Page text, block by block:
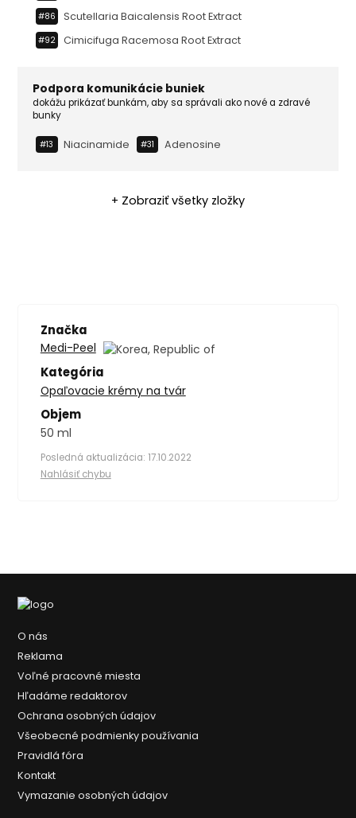
#86 Scutellaria Baicalensis Root Extract
#92 Cimicifuga Racemosa Root Extract
Podpora komunikácie buniek
dokážu prikázať bunkám, aby sa správali ako nové a zdravé
bunky
#13 Niacinamide #31 Adenosine
+ Zobraziť všetky zložky
Značka
Medi-Peel
Kategória
Opaľovacie krémy na tvár
Objem
50 ml
Posledná aktualizácia: 17.10.2022
Nahlásiť chybu
O nás
Reklama
Voľné pracovné miesta
Hľadáme redaktorov
Ochrana osobných údajov
Všeobecné podmienky používania
Pravidlá fóra
Kontakt
Vymazanie osobných údajov